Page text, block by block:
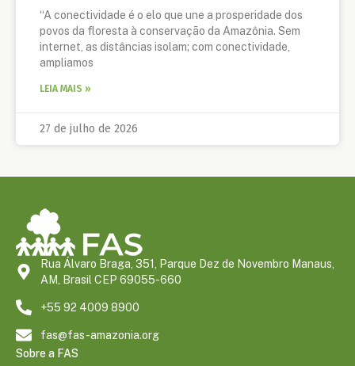
“A conectividade é o elo que une a prosperidade dos
povos da floresta à conservação da Amazônia. Sem
internet, as distâncias isolam; com conectividade,
ampliamos
LEIA MAIS »
27 de julho de 2026
Rua Álvaro Braga, 351, Parque Dez de Novembro Manaus,
AM, Brasil CEP 69055-660
+55 92 4009 8900
fas@fas-amazonia.org
Sobre a FAS